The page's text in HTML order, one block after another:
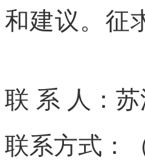
和建议。征
联 系 人：
联系方式：